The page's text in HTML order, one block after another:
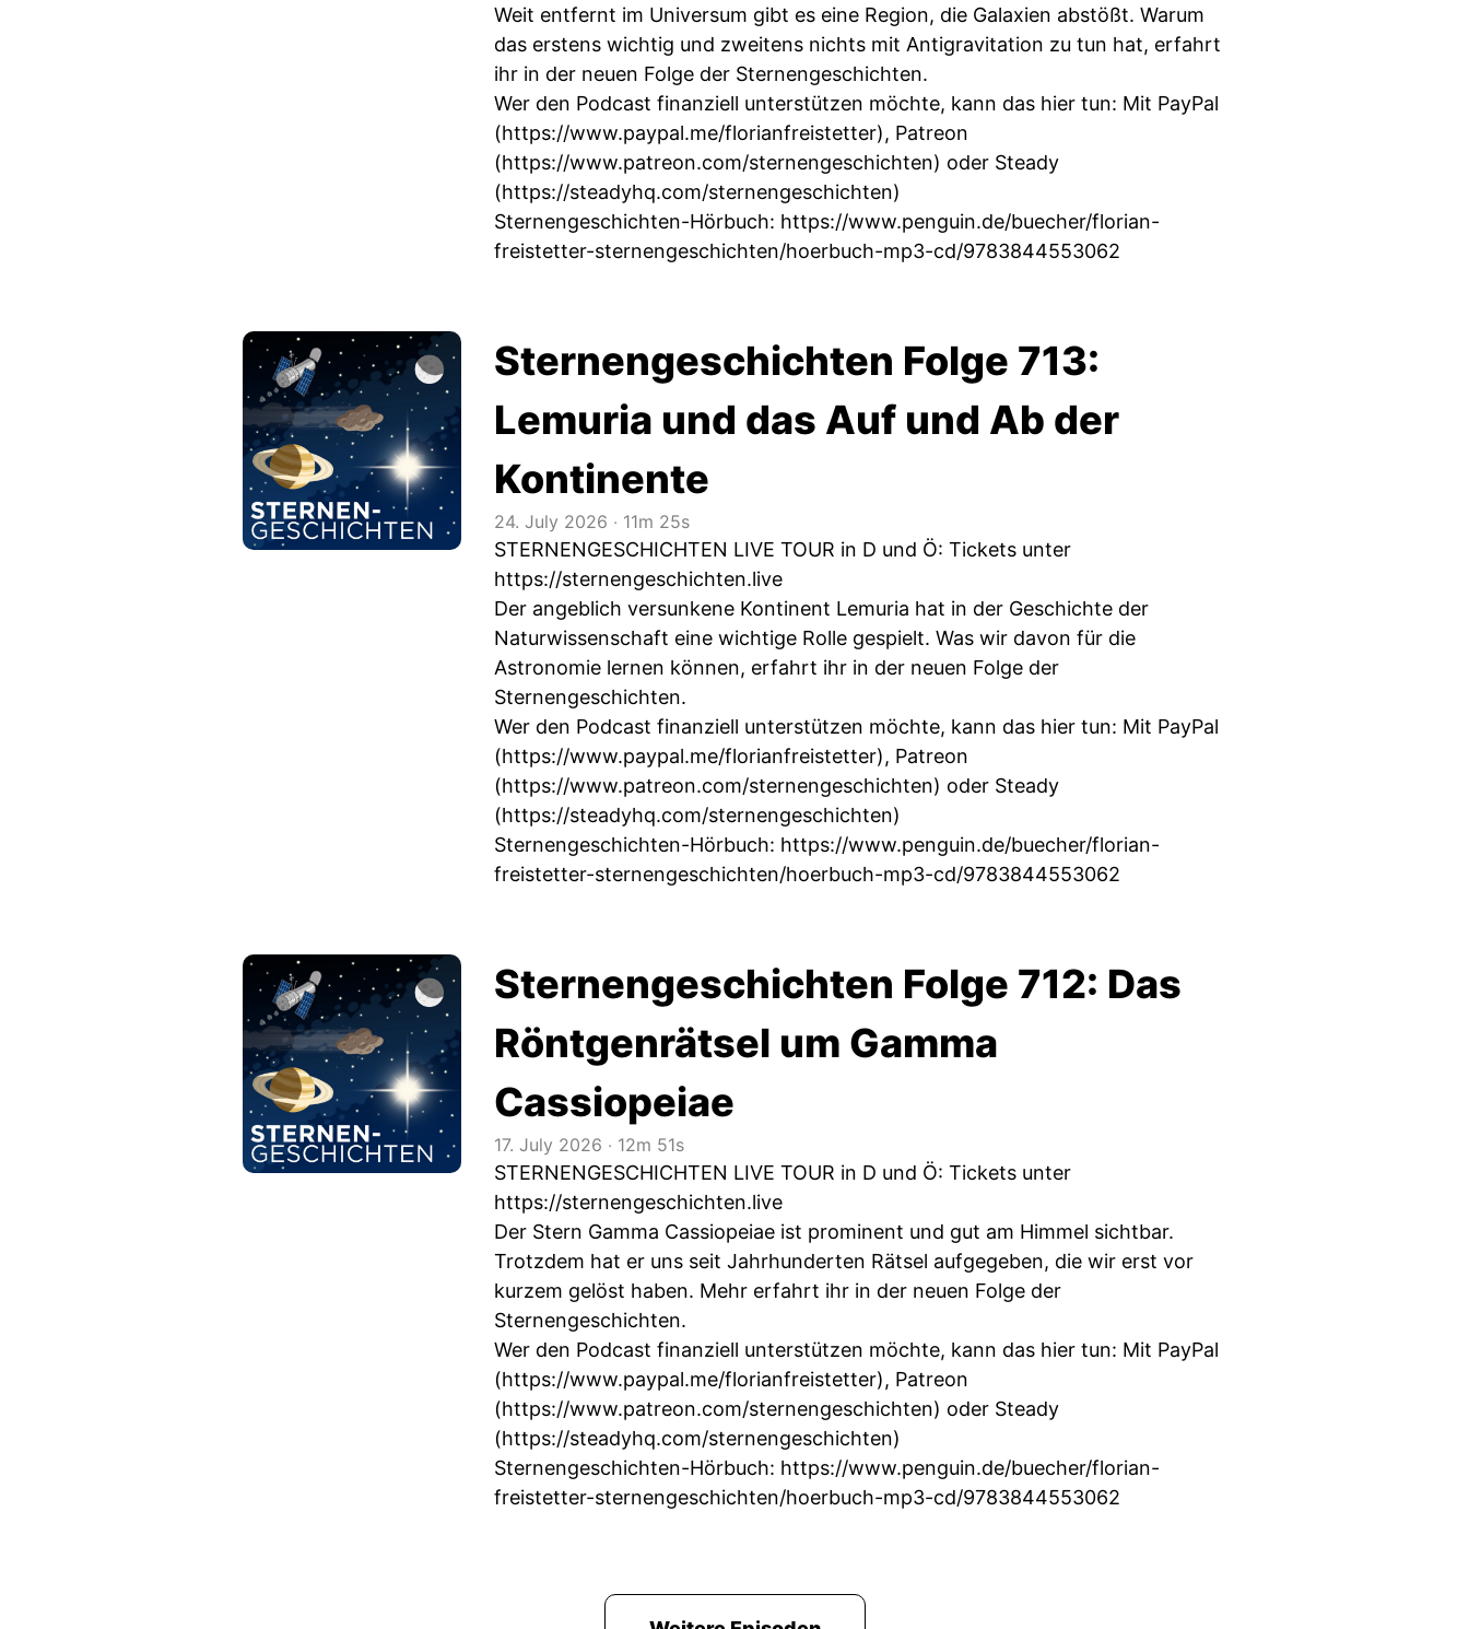
Weit entfernt im Universum gibt es eine Region, die Galaxien abstößt. Warum
das erstens wichtig und zweitens nichts mit Antigravitation zu tun hat, erfahrt
ihr in der neuen Folge der Sternengeschichten.
Wer den Podcast finanziell unterstützen möchte, kann das hier tun: Mit PayPal
(https://www.paypal.me/florianfreistetter), Patreon
(https://www.patreon.com/sternengeschichten) oder Steady
(https://steadyhq.com/sternengeschichten)
Sternengeschichten-Hörbuch: https://www.penguin.de/buecher/florian-
freistetter-sternengeschichten/hoerbuch-mp3-cd/9783844553062
Sternengeschichten Folge 713:
Lemuria und das Auf und Ab der
Kontinente
24. July 2026 ‧ 11m 25s
STERNENGESCHICHTEN LIVE TOUR in D und Ö: Tickets unter
https://sternengeschichten.live
Der angeblich versunkene Kontinent Lemuria hat in der Geschichte der
Naturwissenschaft eine wichtige Rolle gespielt. Was wir davon für die
Astronomie lernen können, erfahrt ihr in der neuen Folge der
Sternengeschichten.
Wer den Podcast finanziell unterstützen möchte, kann das hier tun: Mit PayPal
(https://www.paypal.me/florianfreistetter), Patreon
(https://www.patreon.com/sternengeschichten) oder Steady
(https://steadyhq.com/sternengeschichten)
Sternengeschichten-Hörbuch: https://www.penguin.de/buecher/florian-
freistetter-sternengeschichten/hoerbuch-mp3-cd/9783844553062
Sternengeschichten Folge 712: Das
Röntgenrätsel um Gamma
Cassiopeiae
17. July 2026 ‧ 12m 51s
STERNENGESCHICHTEN LIVE TOUR in D und Ö: Tickets unter
https://sternengeschichten.live
Der Stern Gamma Cassiopeiae ist prominent und gut am Himmel sichtbar.
Trotzdem hat er uns seit Jahrhunderten Rätsel aufgegeben, die wir erst vor
kurzem gelöst haben. Mehr erfahrt ihr in der neuen Folge der
Sternengeschichten.
Wer den Podcast finanziell unterstützen möchte, kann das hier tun: Mit PayPal
(https://www.paypal.me/florianfreistetter), Patreon
(https://www.patreon.com/sternengeschichten) oder Steady
(https://steadyhq.com/sternengeschichten)
Sternengeschichten-Hörbuch: https://www.penguin.de/buecher/florian-
freistetter-sternengeschichten/hoerbuch-mp3-cd/9783844553062